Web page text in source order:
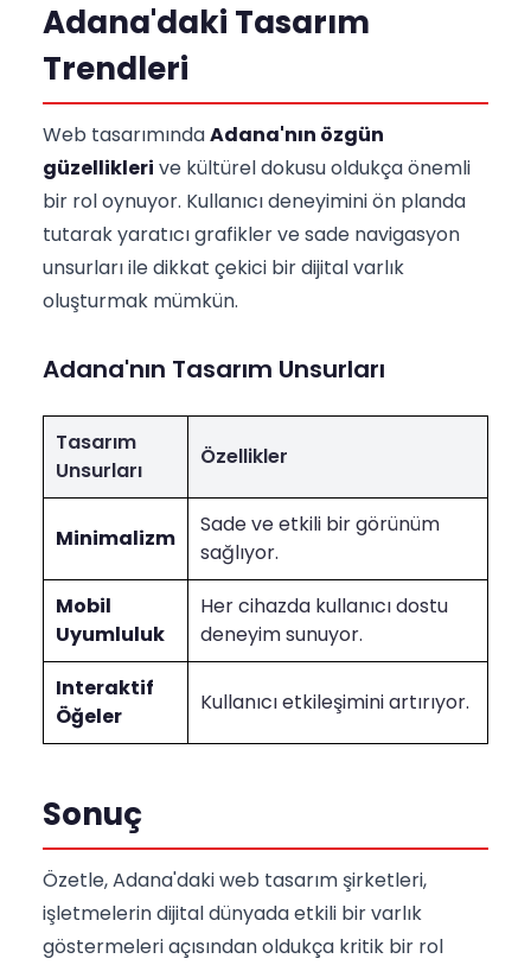
Adana'daki Tasarım
Trendleri
Web tasarımındaAdana'nın özgün
güzellikleri ve kültürel dokusu oldukça önemli
bir rol oynuyor. Kullanıcı deneyimini ön planda
tutarak yaratıcı grafikler ve sade navigasyon
unsurları ile dikkat çekici bir dijital varlık
oluşturmak mümkün.
Adana'nın Tasarım Unsurları
Tasarım
Unsurları
Özellikler
Minimalizm
Sade ve etkili bir görünüm
sağlıyor.
Mobil
Uyumluluk
Her cihazda kullanıcı dostu
deneyim sunuyor.
Interaktif
Öğeler
Kullanıcı etkileşimini artırıyor.
Sonuç
Özetle, Adana'daki web tasarım şirketleri,
işletmelerin dijital dünyada etkili bir varlık
göstermeleri açısından oldukça kritik bir rol